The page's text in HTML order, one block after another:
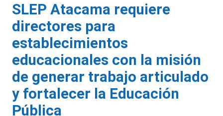
SLEP Atacama requiere
directores para
establecimientos
educacionales con la misión
de generar trabajo articulado
y fortalecer la Educación
Pública